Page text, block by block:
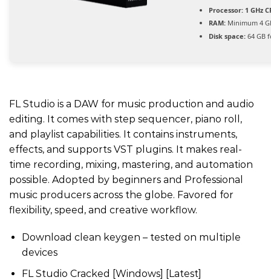
Processor: 1 GHz
RAM: Minimum 4
Disk space: 64 GB
FL Studio is a DAW for music production and audio
editing. It comes with step sequencer, piano roll,
and playlist capabilities. It contains instruments,
effects, and supports VST plugins. It makes real-
time recording, mixing, mastering, and automation
possible. Adopted by beginners and Professional
music producers across the globe. Favored for
flexibility, speed, and creative workflow.
Download clean keygen – tested on multiple
devices
FL Studio Cracked [Windows] [Latest]